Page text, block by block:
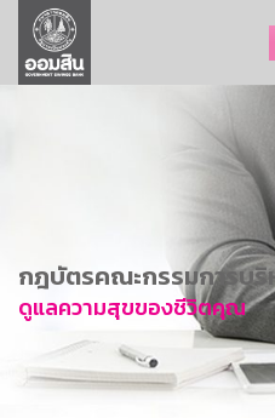
ลูกค้าธุรกิจ
ลูกค้าผู้ประกอบรายย่อย
การพัฒนาที่ยั่งยืน
ข่าวสาร
บริการทางการเงิน
อื่นๆ
กฎบัตรคณะกรรมการบริ
ดูแลความสุขของชีวิตคุณ